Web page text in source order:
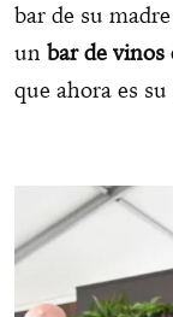
bar de su
un bar de vinos
que ahora es